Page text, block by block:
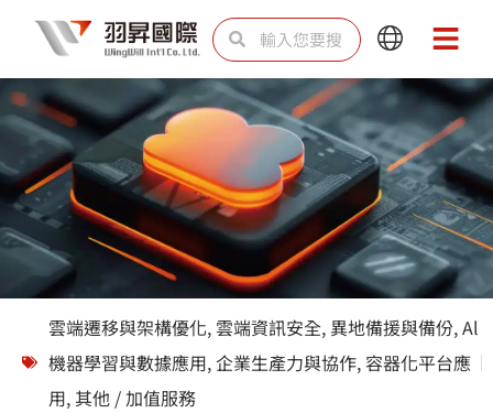
主
要
內
搜
尋 尋
Main
Menu
Main
Menu
解決方案
雲端遷移與架構優化,雲端資訊安全, 異地備援與備份,Al
機器學習與數據應用,企業生產力與協作, 容器化平台應
用, 其他 / 加值服務